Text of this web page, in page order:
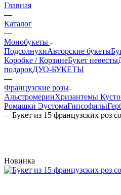
Главная
—
Каталог
—
Монобукеты
ПодсолнухиАвторские букеты
Коробке / КорзинеБукет невесты
подарокДУО-БУКЕТЫ
—
Французские розы
АльстромерииХризантемы
Ромашки ЭустомаГипсофилы
—Букет из 15 французских роз
Новинка